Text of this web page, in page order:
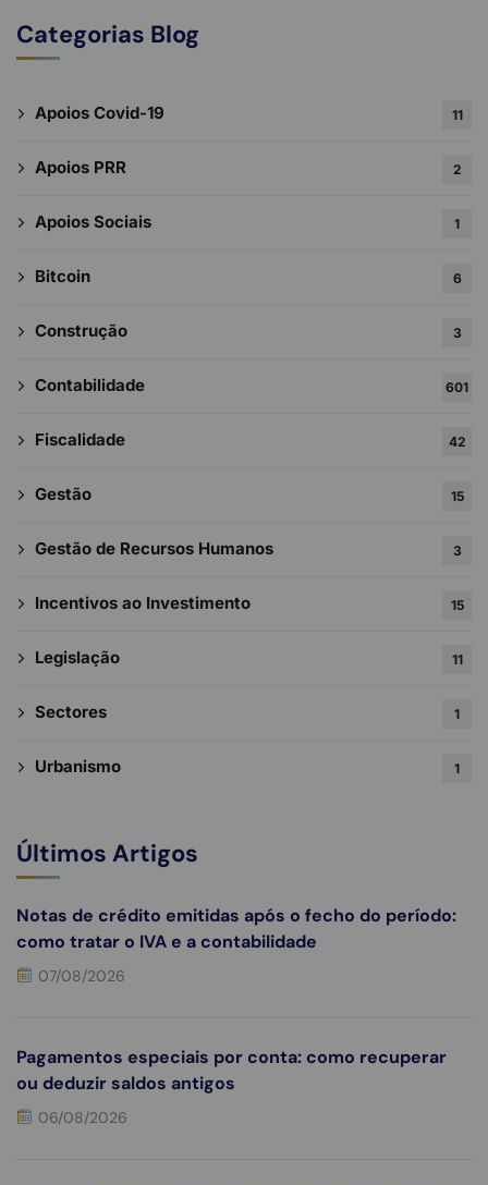
Categorias Blog
Apoios Covid-19 11
Apoios PRR 2
Apoios Sociais 1
Bitcoin 6
Construção 3
Contabilidade 601
Fiscalidade 42
Gestão 15
Gestão de Recursos Humanos 3
Incentivos ao Investimento 15
Legislação 11
Sectores 1
Urbanismo 1
Últimos Artigos
Notas de crédito emitidas após o fecho do período:
como tratar o IVA e a contabilidade
07/08/2026
Pagamentos especiais por conta: como recuperar
ou deduzir saldos antigos
06/08/2026